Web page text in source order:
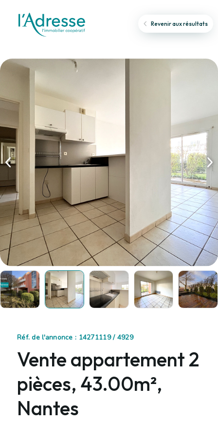
Revenir aux résultats
Réf. de l'annonce : 14271119 / 4929
Vente appartement 2
pièces, 43.00m²,
Nantes